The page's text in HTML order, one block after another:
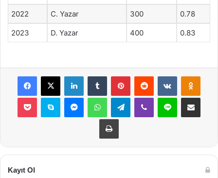
2022 C. Yazar 300 0.78
2023 D. Yazar 400 0.83
Facebook
X LinkedInTumblr PinterestReddit VKontakte
Pocket Skype MessengerWhatsAppTelegramViber Line E-Posta ile
Yazdır
Kayıt Ol